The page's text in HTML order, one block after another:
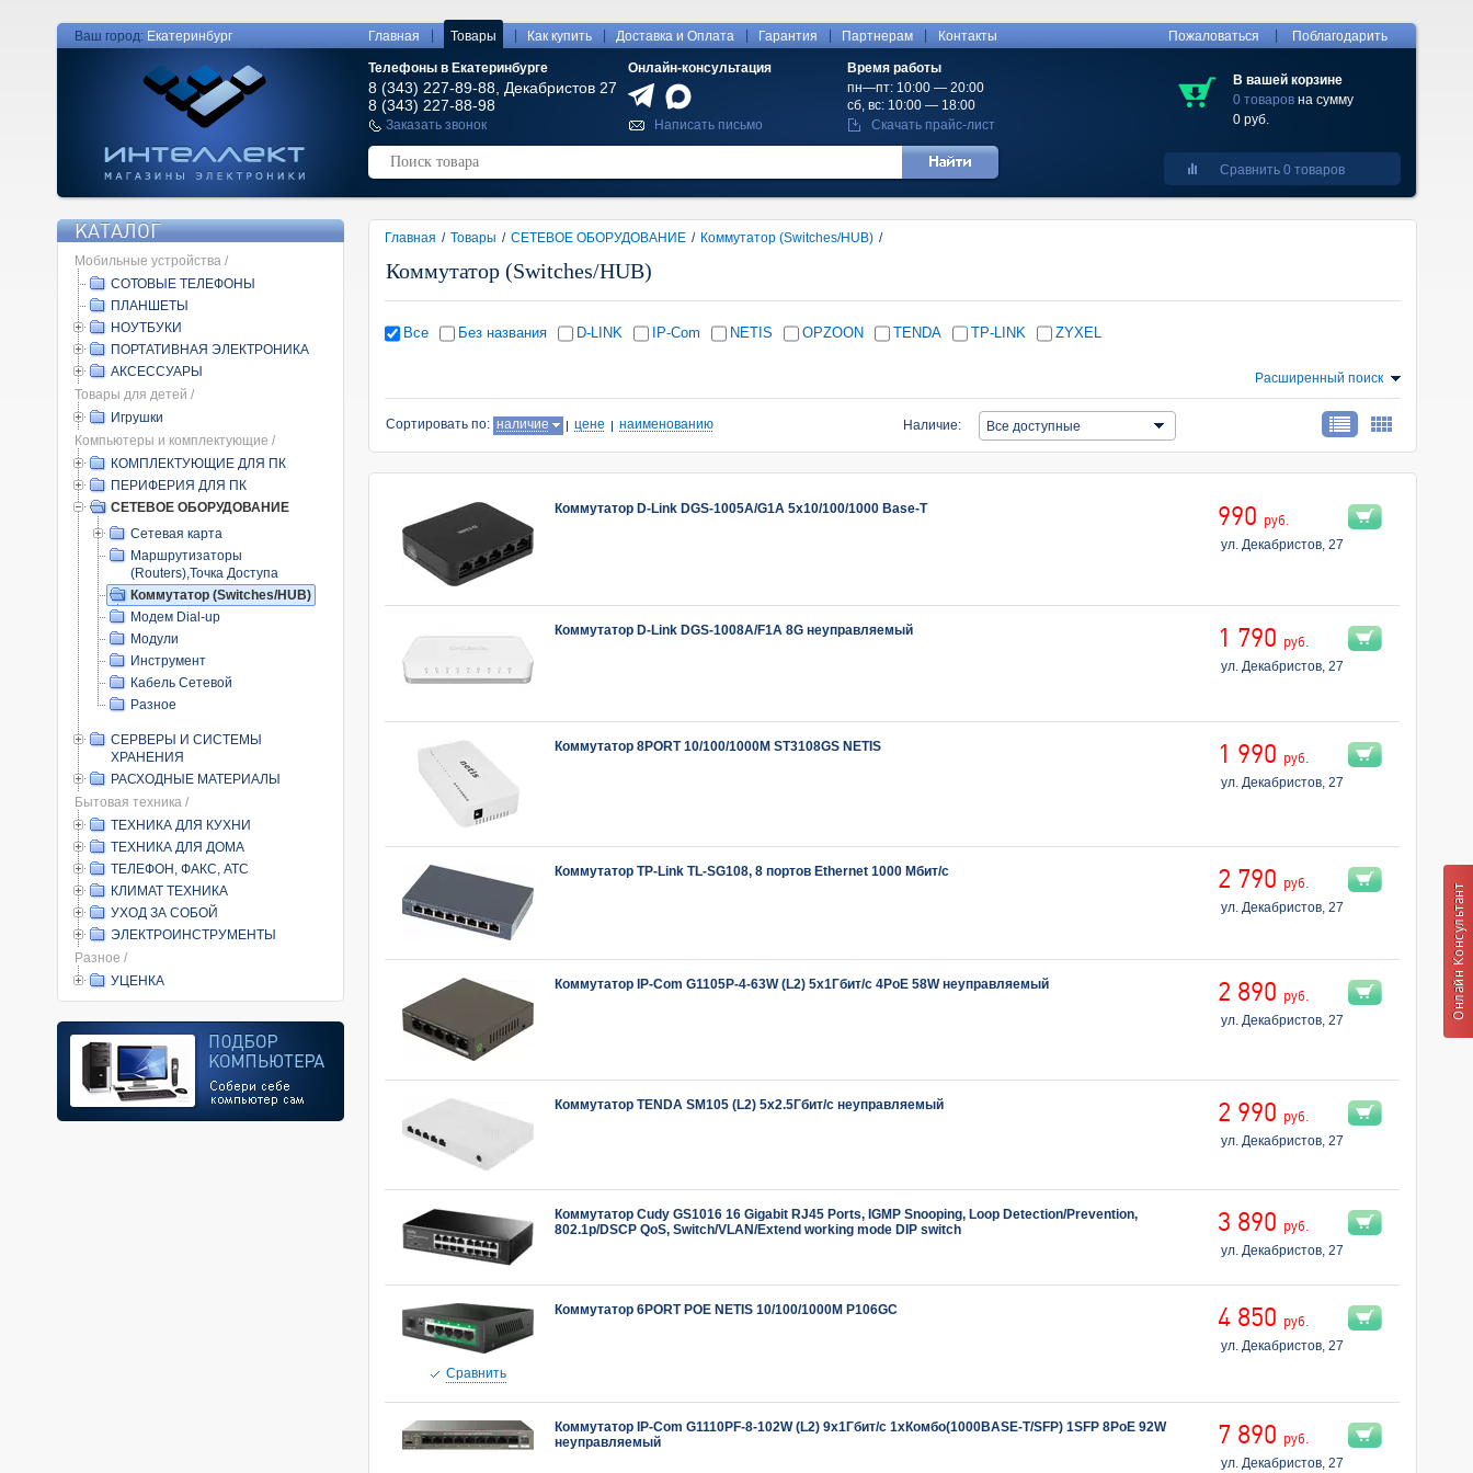
Ваш город: Екатеринбург Главная Товары Как купить Доставка и Оплата Гарантия Партнерам Контакты
Телефоны в Екатеринбурге
8 (343) 227-89-88, Декабристов 27
8 (343) 227-88-98
Онлайн-консультация
Время работы
пн—пт: 10:00 — 20:00
сб, вс: 10:00 — 18:00
Заказать звонок
Написать письмо Скачать прайс-лист
Пожаловаться Поблагодарить
В вашей корзине
0 товаров на сумму
0 руб.
Сравнить 0 товаров
КАТАЛОГ
Мобильные устройства /
СОТОВЫЕ ТЕЛЕФОНЫ
ПЛАНШЕТЫ
НОУТБУКИ
ПОРТАТИВНАЯ ЭЛЕКТРОНИКА
АКСЕССУАРЫ
Товары для детей /
Игрушки
Компьютеры и комплектующие /
КОМПЛЕКТУЮЩИЕ ДЛЯ ПК
ПЕРИФЕРИЯ ДЛЯ ПК
СЕТЕВОЕ ОБОРУДОВАНИЕ
Сетевая карта
Маршрутизаторы
(Routers),Точка Доступа
Коммутатор (Switches/HUB)
Модем Dial-up
Модули
Инструмент
Кабель Сетевой
Разное
СЕРВЕРЫ И СИСТЕМЫ
ХРАНЕНИЯ
РАСХОДНЫЕ МАТЕРИАЛЫ
Бытовая техника /
ТЕХНИКА ДЛЯ КУХНИ
ТЕХНИКА ДЛЯ ДОМА
ТЕЛЕФОН, ФАКС, АТС
КЛИМАТ ТЕХНИКА
УХОД ЗА СОБОЙ
ЭЛЕКТРОИНСТРУМЕНТЫ
Разное /
УЦЕНКА
Главная / Товары / СЕТЕВОЕ ОБОРУДОВАНИЕ / Коммутатор (Switches/HUB) /
Коммутатор (Switches/HUB)
Все Без названия D-LINK IP-Com NETIS OPZOON TENDA TP-LINK ZYXEL
Расширенный поиск
Сортировать по: наличие цене наименованию Наличие: Все доступные
Коммутатор D-Link DGS-1005A/G1A 5x10/100/1000 Base-T 990 руб.
ул. Декабристов, 27
Коммутатор D-Link DGS-1008A/F1A 8G неуправляемый 1 790 руб.
ул. Декабристов, 27
Коммутатор 8PORT 10/100/1000M ST3108GS NETIS 1 990 руб.
ул. Декабристов, 27
Коммутатор TP-Link TL-SG108, 8 портов Ethernet 1000 Мбит/с 2 790 руб.
ул. Декабристов, 27
Коммутатор IP-Com G1105P-4-63W (L2) 5x1Гбит/с 4PoE 58W неуправляемый 2 890 руб.
ул. Декабристов, 27
Коммутатор TENDA SM105 (L2) 5x2.5Гбит/с неуправляемый 2 990 руб.
ул. Декабристов, 27
Коммутатор Сudy GS1016 16 Gigabit RJ45 Ports, IGMP Snooping, Loop Detection/Prevention,
802.1p/DSCP QoS, Switch/VLAN/Extend working mode DIP switch
3 890 руб.
ул. Декабристов, 27
Cравнить
Коммутатор 6PORT POE NETIS 10/100/1000M P106GC 4 850 руб.
ул. Декабристов, 27
Коммутатор IP-Com G1110PF-8-102W (L2) 9x1Гбит/с 1xКомбо(1000BASE-T/SFP) 1SFP 8PoE 92W
неуправляемый
7 890 руб.
ул. Декабристов, 27